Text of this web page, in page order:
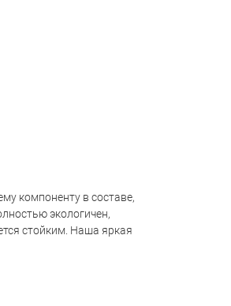
компоненту в составе,
экологичен,
стойким. Наша яркая